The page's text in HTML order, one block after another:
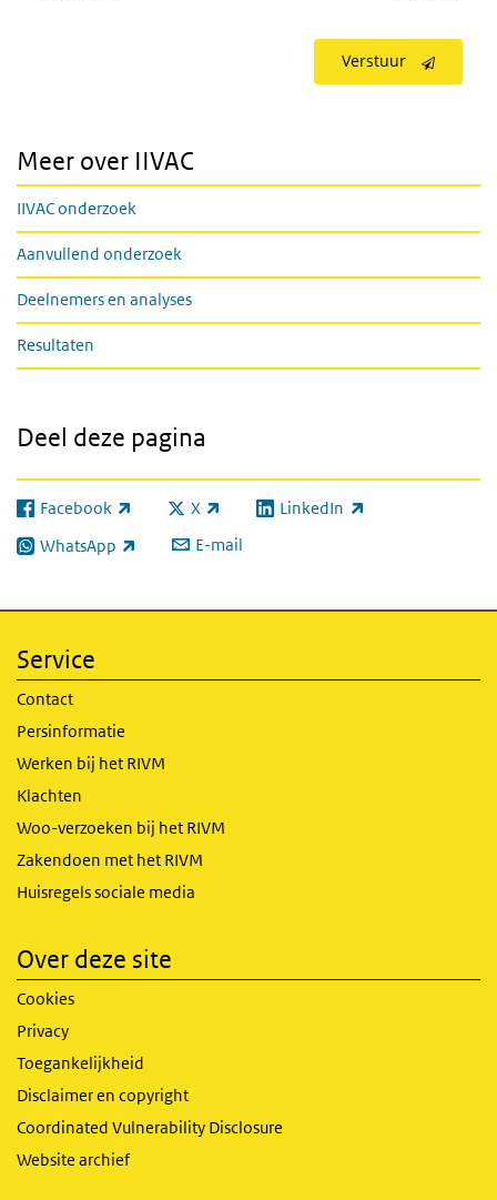
Verstuur
Meer over IIVAC
IIVAC onderzoek
Aanvullend onderzoek
Deelnemers en analyses
Resultaten
Deel deze pagina
Facebook
(externe link) X
(externe link) LinkedIn
(externe link)
WhatsApp
(externe link) E-mail
Service
Contact
Persinformatie
Werken bij het RIVM
Klachten
Woo-verzoeken bij het RIVM
Zakendoen met het RIVM
Huisregels sociale media
Over deze site
Cookies
Privacy
Toegankelijkheid
Disclaimer en copyright
Coordinated Vulnerability Disclosure
Website archief